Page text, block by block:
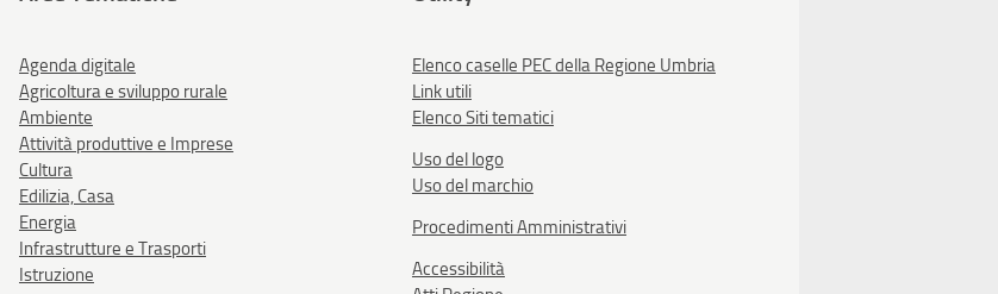
Agenda digitale
Agricoltura e sviluppo rurale
Ambiente
Attività produttive e Imprese
Cultura
Edilizia, Casa
Energia
Infrastrutture e Trasporti
Istruzione
Elenco caselle PEC della Regione Umbria
Link utili
Elenco Siti tematici
Uso del logo
Uso del marchio
Procedimenti Amministrativi
Accessibilità